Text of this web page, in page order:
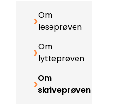
Om
leseprøven
Om
lytteprøven
Om
skriveprøven